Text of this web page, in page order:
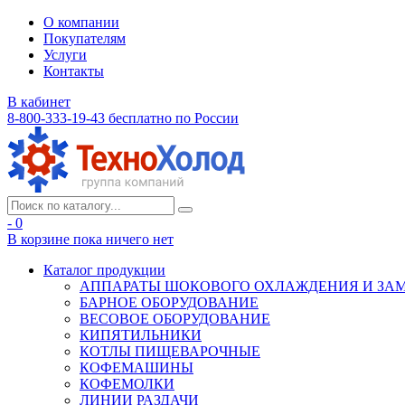
О компании
Покупателям
Услуги
Контакты
В кабинет
8-800-333-19-43 бесплатно по России
- 0
В корзине пока ничего нет
Каталог продукции
АППАРАТЫ ШОКОВОГО ОХЛАЖДЕНИЯ И
БАРНОЕ ОБОРУДОВАНИЕ
ВЕСОВОЕ ОБОРУДОВАНИЕ
КИПЯТИЛЬНИКИ
КОТЛЫ ПИЩЕВАРОЧНЫЕ
КОФЕМАШИНЫ
КОФЕМОЛКИ
ЛИНИИ РАЗДАЧИ